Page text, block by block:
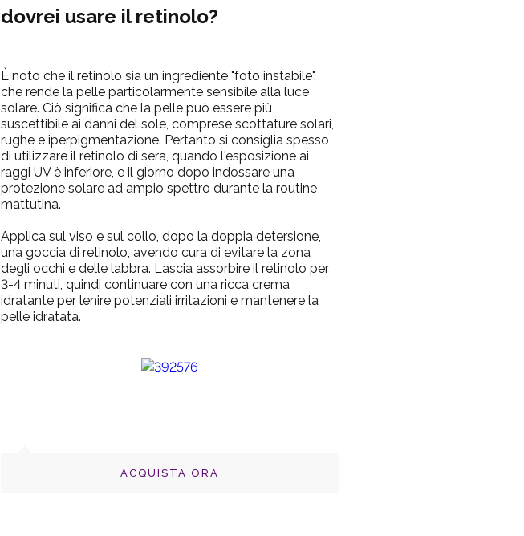
dovrei usare il retinolo?
È noto che il retinolo sia un ingrediente "foto instabile",
che rende la pelle particolarmente sensibile alla luce
solare. Ciò significa che la pelle può essere più
suscettibile ai danni del sole, comprese scottature solari,
rughe e iperpigmentazione. Pertanto si consiglia spesso
di utilizzare il retinolo di sera, quando l'esposizione ai
raggi UV è inferiore, e il giorno dopo indossare una
protezione solare ad ampio spettro durante la routine
mattutina.
Applica sul viso e sul collo, dopo la doppia detersione,
una goccia di retinolo, avendo cura di evitare la zona
degli occhi e delle labbra. Lascia assorbire il retinolo per
3-4 minuti, quindi continuare con una ricca crema
idratante per lenire potenziali irritazioni e mantenere la
pelle idratata.
ACQUISTA ORA